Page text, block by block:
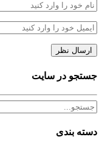
جستجو در سایت
دسته بندی